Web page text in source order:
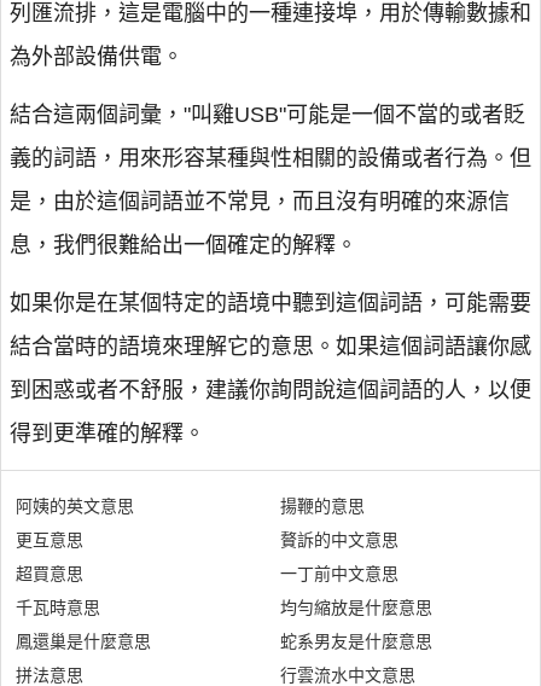
列匯流排，這是電腦中的一種連接埠，用於傳輸數據和
為外部設備供電。
結合這兩個詞彙，"叫雞USB"可能是一個不當的或者貶
義的詞語，用來形容某種與性相關的設備或者行為。但
是，由於這個詞語並不常見，而且沒有明確的來源信
息，我們很難給出一個確定的解釋。
如果你是在某個特定的語境中聽到這個詞語，可能需要
結合當時的語境來理解它的意思。如果這個詞語讓你感
到困惑或者不舒服，建議你詢問說這個詞語的人，以便
得到更準確的解釋。
阿姨的英文意思
更互意思
超買意思
千瓦時意思
鳳還巢是什麼意思
拼法意思
揚鞭的意思
贅訴的中文意思
一丁前中文意思
均勻縮放是什麼意思
蛇系男友是什麼意思
行雲流水中文意思